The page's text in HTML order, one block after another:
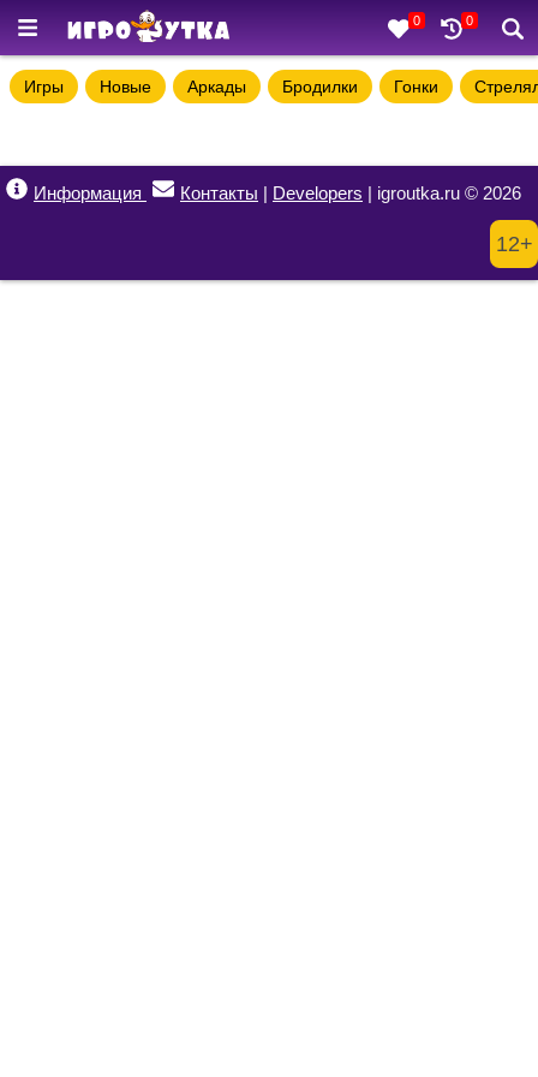
0 0
Игры Новые Аркады Бродилки Гонки
Информация Контакты | Developers | igroutka.ru © 2026
12+